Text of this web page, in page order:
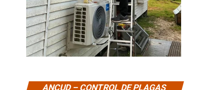
ANCUD – CONTROL DE PLAGAS